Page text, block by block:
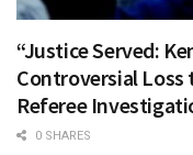
“Justice Served:
Controversial Loss
Referee
0 SHARES